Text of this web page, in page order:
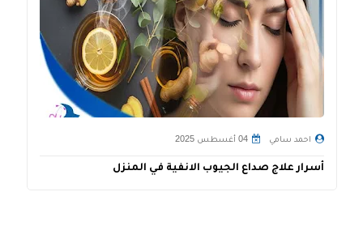
احمد سامي 04 أغسطس 2025
أسرار علاج صداع الجيوب الانفية في المنزل